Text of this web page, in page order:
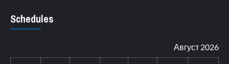
Schedules
Август 2026